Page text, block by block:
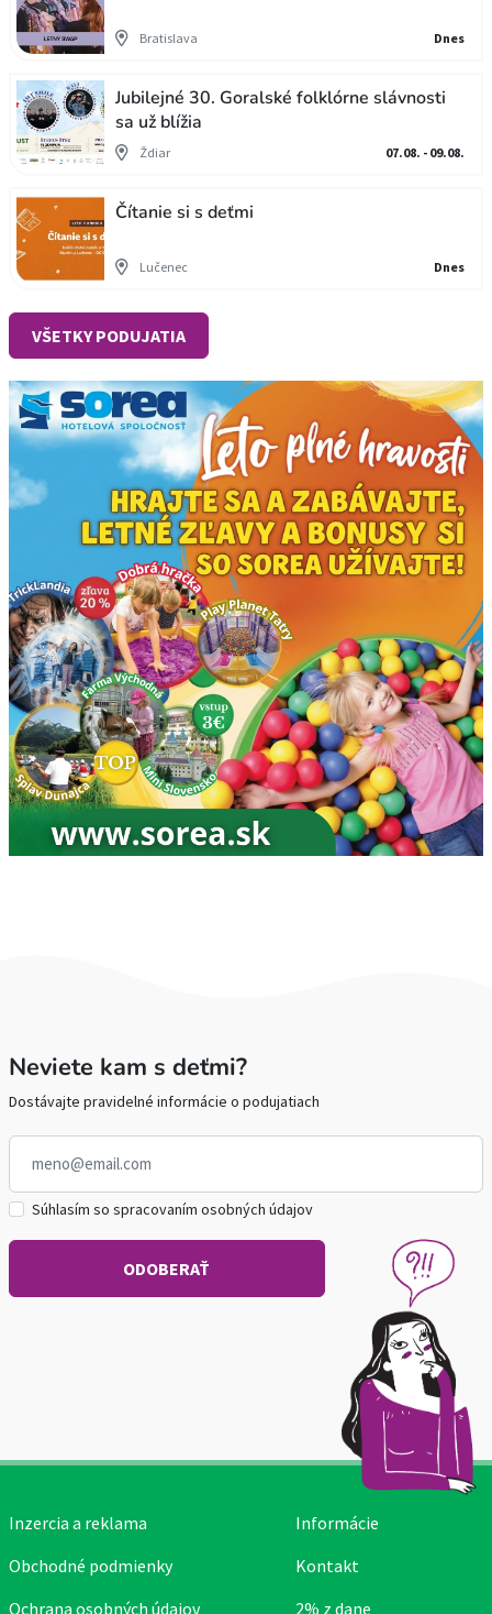
Bratislava Dnes
Jubilejné 30. Goralské folklórne slávnosti
sa už blížia
Ždiar 07.08. - 09.08.
Čítanie si s deťmi
Lučenec Dnes
VŠETKY PODUJATIA
Neviete kam s deťmi?
Dostávajte pravidelné informácie o podujatiach
Súhlasím so spracovaním osobných údajov
Inzercia a reklama
Obchodné podmienky
Ochrana osobných údajov
Informácie
Kontakt
2% z dane